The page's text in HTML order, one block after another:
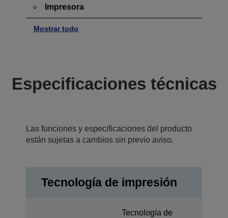
Impresora
Mostrar todo
Especificaciones técnicas
Las funciones y especificaciones del producto
están sujetas a cambios sin previo aviso.
Tecnología de impresión
Tecnología de